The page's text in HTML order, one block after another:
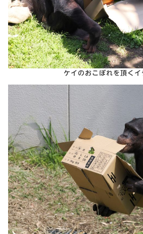
ケイのおこぼれを頂くイ